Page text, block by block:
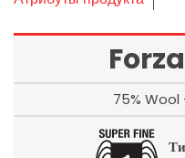
75%